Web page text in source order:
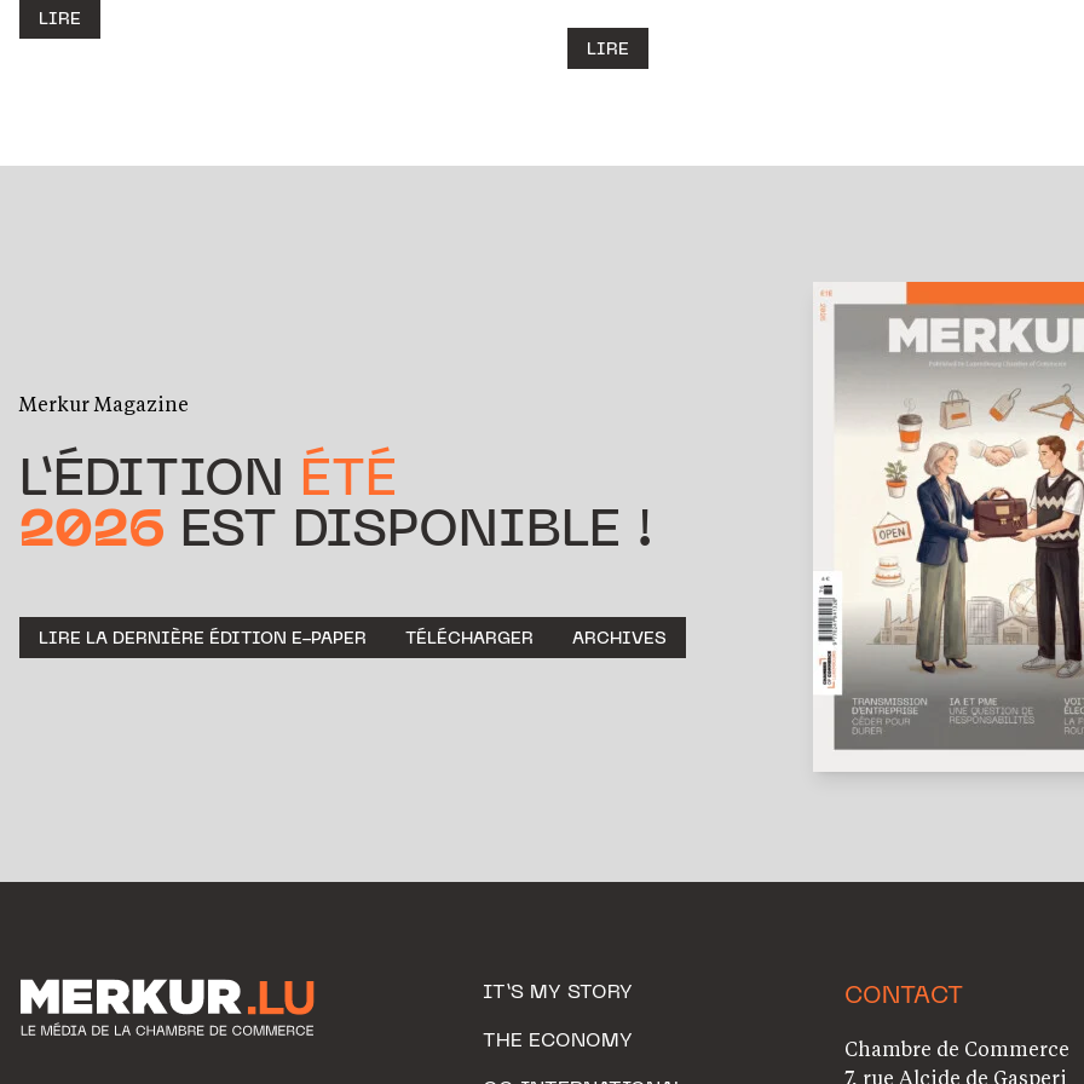
LIRE
LIRE
Merkur Magazine
L’ÉDITION ÉTÉ
2026 EST DISPONIBLE !
LIRE LA DERNIÈRE ÉDITION E-PAPER TÉLÉCHARGER ARCHIVES
IT’S MY STORY
THE ECONOMY
CONTACT
Chambre de Commerce
7, rue Alcide de Gasperi